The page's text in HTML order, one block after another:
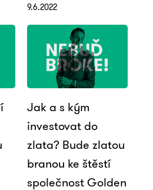
9.6.2022
Jak a s kým
investovat do
zlata? Bude zlatou
branou ke štěstí
společnost Golden